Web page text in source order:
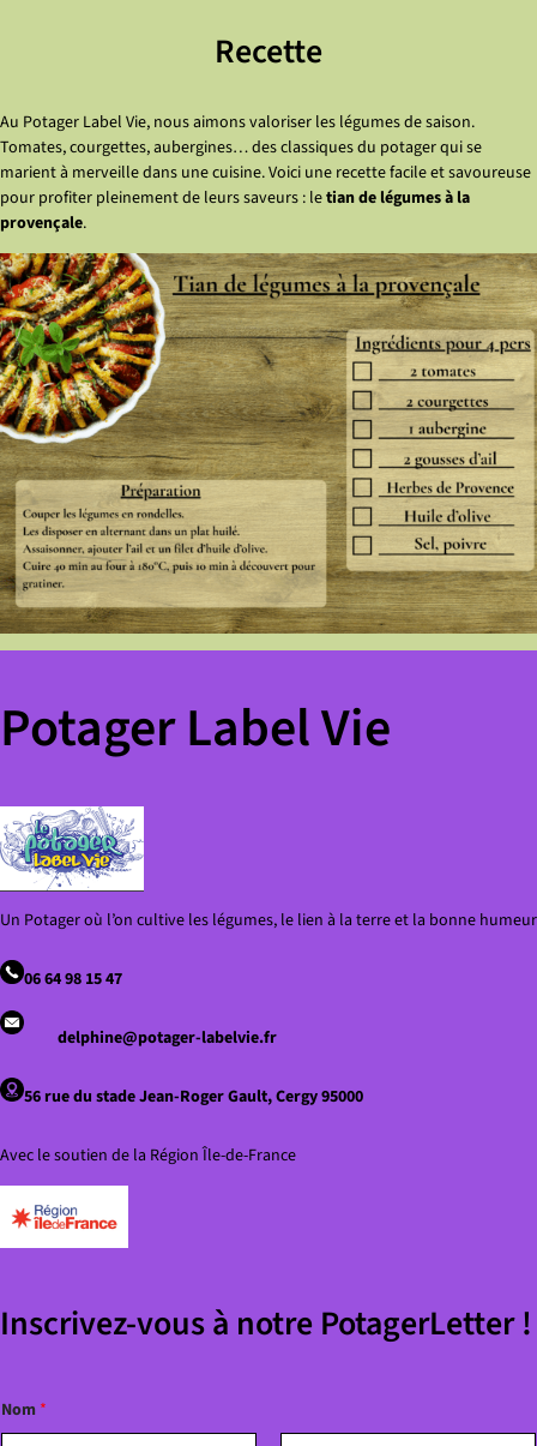
Recette
Au Potager Label Vie, nous aimons valoriser les légumes de saison.
Tomates, courgettes, aubergines… des classiques du potager qui se
marient à merveille dans une cuisine. Voici une recette facile et savoureuse
pour profiter pleinement de leurs saveurs : letian de légumes à la
provençale.
Potager Label Vie
Un Potager où l’on cultive les légumes, le lien à la terre et la bonne humeur
06 64 98 15 47
delphine@potager-labelvie.fr
56 rue du stade Jean-Roger Gault, Cergy 95000
Avec le soutien de la Région Île-de-France
Inscrivez-vous à notre PotagerLetter !
*
*
Nom *